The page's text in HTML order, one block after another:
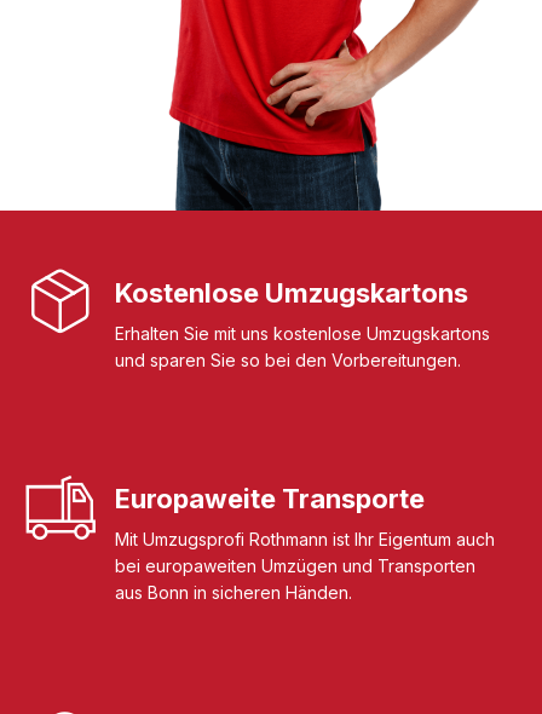
Kostenlose Umzugskartons
Erhalten Sie mit uns kostenlose Umzugskartons
und sparen Sie so bei den Vorbereitungen.
Europaweite Transporte
Mit Umzugsprofi Rothmann ist Ihr Eigentum auch
bei europaweiten Umzügen und Transporten
aus Bonn in sicheren Händen.